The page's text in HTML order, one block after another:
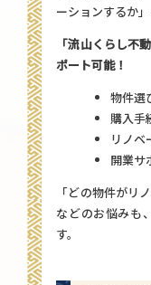
ーションするか」
「流山くらし不動
ポート可能！
物件選
購入手
リノベ
開業サ
「どの物件がリ
などのお悩みも
す。